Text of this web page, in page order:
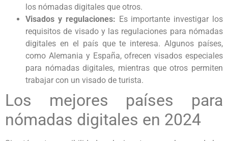
los nómadas digitales que otros.
Visados y regulaciones: Es importante investigar los
requisitos de visado y las regulaciones para nómadas
digitales en el país que te interesa. Algunos países,
como Alemania y España, ofrecen visados especiales
para nómadas digitales, mientras que otros permiten
trabajar con un visado de turista.
Los mejores países para
nómadas digitales en 2024